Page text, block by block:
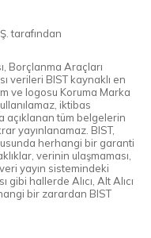
tarafından
Borçlanma Araçları
verileri BIST kaynaklı en
ve logosu Koruma Marka
iktibas
açıklanan tüm belgelerin
yayınlanamaz. BIST,
herhangi bir garanti
verinin ulaşmaması,
yayın sistemindeki
hallerde Alıcı, Alt Alıcı
bir zarardan BIST